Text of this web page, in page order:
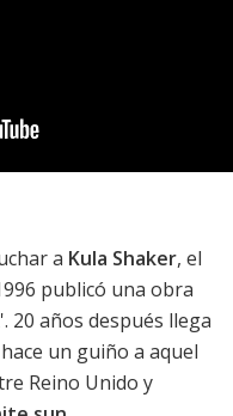
a Kula Shaker, el
publicó una obra
20 años después llega
un guiño a aquel
Reino Unido y